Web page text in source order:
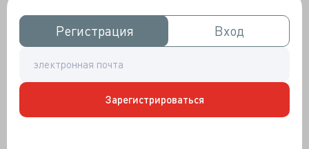
Регистрация
Регистрация Вход
Вход
Зарегистрироваться
Поручение президента не застигло врасплох
Государственную думу, спикер Вячеслав Володин
оперативно откликнулся: «Комитетам по охране
здоровья и по просвещению поручено проработать во
взаимодействии с коллегами из правительства
вопросы, касающиеся
подготовки законодательных
изменений, необходимых для снижения
бюрократической нагрузки на врачейи учителей <…>